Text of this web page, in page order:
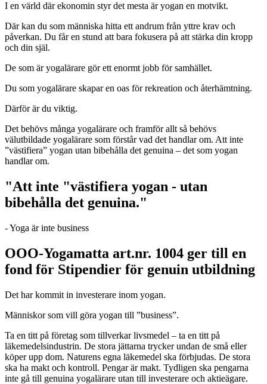
I en värld där ekonomin styr det mesta är yogan en motvikt.
Där kan du som människa hitta ett andrum från yttre krav och
påverkan. Du får en stund att bara fokusera på att stärka din kropp
och din själ.
De som är yogalärare gör ett enormt jobb för samhället.
Du som yogalärare skapar en oas för rekreation och återhämtning.
Därför är du viktig.
Det behövs många yogalärare och framför allt så behövs
välutbildade yogalärare som förstår vad det handlar om. Att inte
”västifiera” yogan utan bibehålla det genuina – det som yogan
handlar om.
"Att inte "västifiera yogan - utan
bibehålla det genuina."
- Yoga är inte business
OOO-Yogamatta art.nr. 1004 ger till en
fond för Stipendier för genuin utbildning
Det har kommit in investerare inom yogan.
Människor som vill göra yogan till ”business”.
Ta en titt på företag som tillverkar livsmedel – ta en titt på
läkemedelsindustrin. De stora jättarna trycker undan de små eller
köper upp dom. Naturens egna läkemedel ska förbjudas. De stora
ska ha makt och kontroll. Pengar är makt. Tydligen ska pengarna
inte gå till genuina yogalärare utan till investerare och aktieägare.